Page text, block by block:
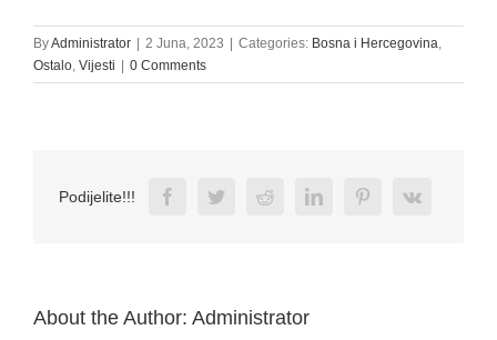
ByAdministrator 2 Juna, 2023 Categories: Bosna i Hercegovina,
Ostalo, Vijesti 0 Comments
Podijelite!!! FacebookTwitterRedditLinkedInPinterestVk
About the Author: Administrator